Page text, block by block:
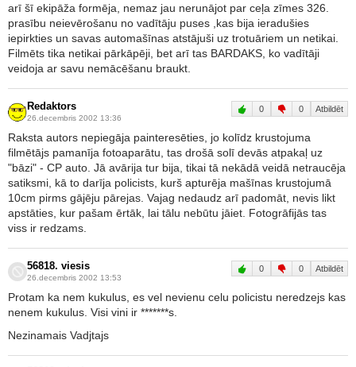
arī šī ekipāža formēja, nemaz jau nerunājot par ceļa zīmes 326.
prasību neievērošanu no vadītāju puses ,kas bija ieradušies
iepirkties un savas automašīnas atstājuši uz trotuāriem un netikai.
Filmēts tika netikai pārkāpēji, bet arī tas BARDAKS, ko vadītāji
veidoja ar savu nemācēšanu braukt.
Redaktors
26.decembris 2002 13:36
0 0 Atbildēt
Raksta autors nepiegāja painteresēties, jo kolīdz krustojuma
filmētājs pamanīja fotoaparātu, tas drošā solī devās atpakaļ uz
"bāzi" - CP auto. Jā avārija tur bija, tikai tā nekādā veidā netraucēja
satiksmi, kā to darīja policists, kurš apturēja mašīnas krustojumā
10cm pirms gājēju pārejas. Vajag nedaudz arī padomāt, nevis likt
apstāties, kur pašam ērtāk, lai tālu nebūtu jāiet. Fotogrāfijās tas
viss ir redzams.
56818. viesis
26.decembris 2002 13:53
0 0 Atbildēt
Protam ka nem kukulus, es vel nevienu celu policistu neredzejs kas
nenem kukulus. Visi vini ir *******s.
Nezinamais Vadjtajs